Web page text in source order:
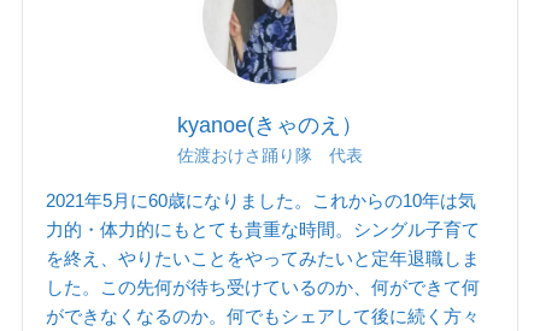
kyanoe(きゃのえ）
佐渡おけさ踊り隊 代表
2021年5月に60歳になりました。これからの10年は気
力的・体力的にもとても貴重な時間。シングル子育て
を終え、やりたいことをやってみたいと定年退職しま
した。この先何が待ち受けているのか、何ができて何
ができなくなるのか。何でもシェアして後に続く方々